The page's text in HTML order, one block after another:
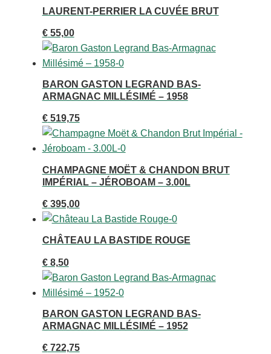
LAURENT-PERRIER LA CUVÉE BRUT
€55,00
BARON GASTON LEGRAND BAS-
ARMAGNAC MILLÉSIMÉ – 1958
€519,75
CHAMPAGNE MOËT & CHANDON BRUT
IMPÉRIAL – JÉROBOAM – 3.00L
€395,00
CHÂTEAU LA BASTIDE ROUGE
€8,50
BARON GASTON LEGRAND BAS-
ARMAGNAC MILLÉSIMÉ – 1952
€722,75